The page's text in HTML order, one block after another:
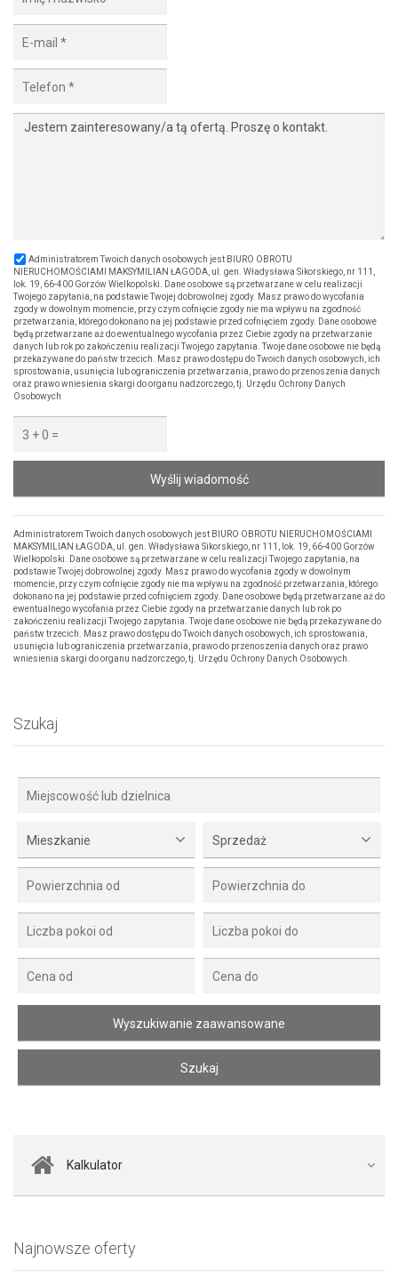
Administratorem Twoich danych osobowych jest BIURO OBROTU
NIERUCHOMOŚCIAMI MAKSYMILIAN ŁAGODA, ul. gen. Władysława Sikorskiego, nr 111,
lok. 19, 66-400 Gorzów Wielkopolski. Dane osobowe są przetwarzane w celu realizacji
Twojego zapytania, na podstawie Twojej dobrowolnej zgody. Masz prawo do wycofania
zgody w dowolnym momencie, przy czym cofnięcie zgody nie ma wpływu na zgodność
przetwarzania, którego dokonano na jej podstawie przed cofnięciem zgody. Dane osobowe
będą przetwarzane aż do ewentualnego wycofania przez Ciebie zgody na przetwarzanie
danych lub rok po zakończeniu realizacji Twojego zapytania. Twoje dane osobowe nie będą
przekazywane do państw trzecich. Masz prawo dostępu do Twoich danych osobowych, ich
sprostowania, usunięcia lub ograniczenia przetwarzania, prawo do przenoszenia danych
oraz prawo wniesienia skargi do organu nadzorczego, tj. Urzędu Ochrony Danych
Osobowych
Wyślij wiadomość
Administratorem Twoich danych osobowych jest BIURO OBROTU NIERUCHOMOŚCIAMI
MAKSYMILIAN ŁAGODA, ul. gen. Władysława Sikorskiego, nr 111, lok. 19, 66-400 Gorzów
Wielkopolski. Dane osobowe są przetwarzane w celu realizacji Twojego zapytania, na
podstawie Twojej dobrowolnej zgody. Masz prawo do wycofania zgody w dowolnym
momencie, przy czym cofnięcie zgody nie ma wpływu na zgodność przetwarzania, którego
dokonano na jej podstawie przed cofnięciem zgody. Dane osobowe będą przetwarzane aż do
ewentualnego wycofania przez Ciebie zgody na przetwarzanie danych lub rok po
zakończeniu realizacji Twojego zapytania. Twoje dane osobowe nie będą przekazywane do
państw trzecich. Masz prawo dostępu do Twoich danych osobowych, ich sprostowania,
usunięcia lub ograniczenia przetwarzania, prawo do przenoszenia danych oraz prawo
wniesienia skargi do organu nadzorczego, tj. Urzędu Ochrony Danych Osobowych.
Szukaj
Mieszkanie Sprzedaż
Kalkulator
Najnowsze oferty